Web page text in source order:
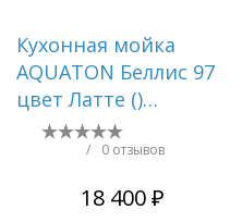
Кухонная мойка
AQUATON Беллис 97
цвет Латте ()
1A725132BS260
/ 0 отзывов
18 400 ₽